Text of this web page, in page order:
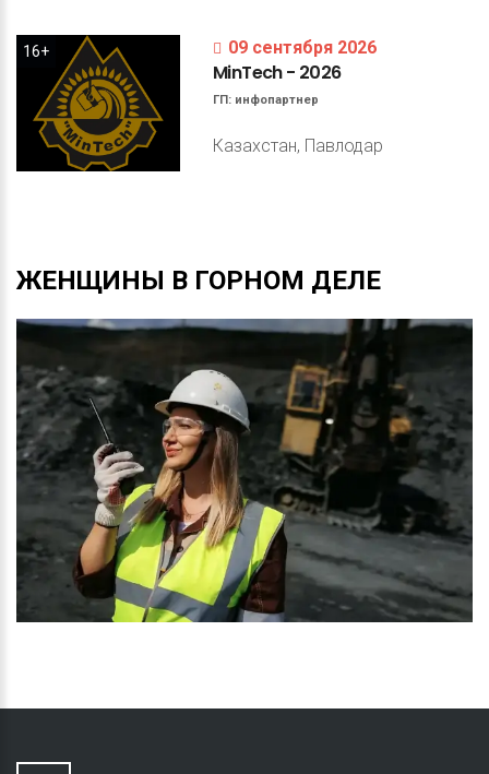
16+ 09 сентября 2026
MinTech- 2026
ГП: инфопартнер
Казахстан, Павлодар
ЖЕНЩИНЫ В ГОРНОМ ДЕЛЕ